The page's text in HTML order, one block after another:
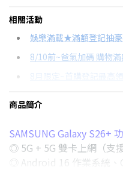
＊實際可分期數、適用利率，
信用卡分期
分期數
6期 0利率
12期 0利率
18期 0利率
每
相關活動
娛樂滿載★滿額登記抽
8/10前~爸氣加碼 購物
8月限定~首購登記最高
台灣大哥大Open
★舊機回收★限量加碼
更多信用卡分期0利率滿
商品簡介
SAMSUNG Galaxy S26+
◎ 5G + 5G 雙卡上網（支援
◎ Android 16 作業系統